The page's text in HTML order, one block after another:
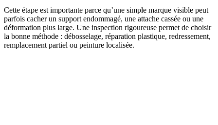
Cette étape est importante parce qu’une simple marque visible peut
parfois cacher un support endommagé, une attache cassée ou une
déformation plus large. Une inspection rigoureuse permet de choisir
la bonne méthode : débosselage, réparation plastique, redressement,
remplacement partiel ou peinture localisée.